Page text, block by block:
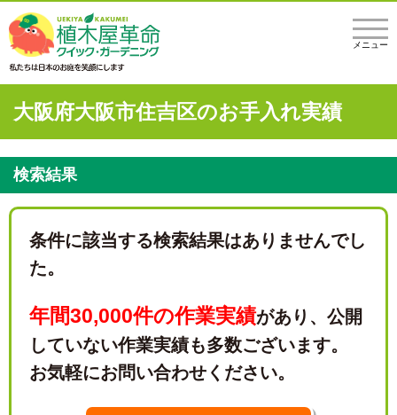
メニュー
大阪府大阪市住吉区のお手入れ実績
検索結果
条件に該当する検索結果はありませんでし
た。
年間30,000件の作業実績があり、 公開
していない作業実績も多数ございます。
お気軽にお問い合わせください。